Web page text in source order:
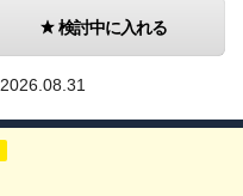
検討中に入れる
2026.08.31